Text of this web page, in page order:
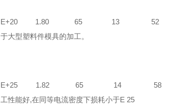
E+20 1.80 65 13 52 12
于大型塑料件模具的加工。
E+25 1.82 65 14 58 10
工性能好,在同等电流密度下损耗小于E 25